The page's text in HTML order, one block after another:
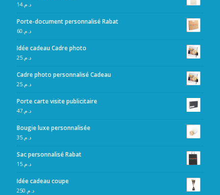
د.م.14
Porte-document personnalisé Rabat
د.م.60
Idée cadeau Cadre photo
د.م.25
Cadre photo personnalisé Cadeau
د.م.25
Porte carte visite publicitaire
د.م.47
Bougie luxe personnalisée
د.م.35
Sac personnalisé Rabat
د.م.15
Idée cadeau coupe
د.م.250